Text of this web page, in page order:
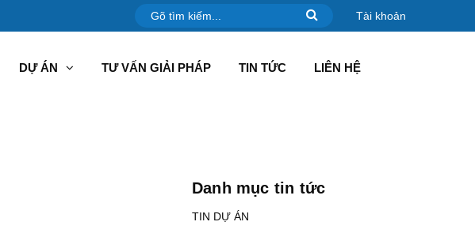
Tài khoản
DỰ ÁN TƯ VẤN GIẢI PHÁP TIN TỨC LIÊN HỆ
Danh mục tin tức
TIN DỰ ÁN